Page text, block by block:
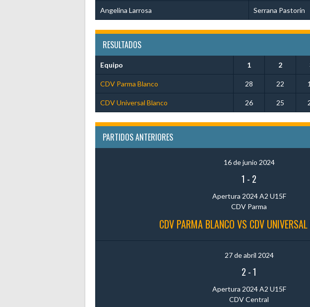
Angelina Larrosa Serrana Pastorín
RESULTADOS
Equipo 1 2
CDV Parma Blanco 28 22
CDV Universal Blanco 26 25
PARTIDOS ANTERIORES
16 de junio 2024
1 - 2
Apertura 2024 A2 U15F
CDV Parma
CDV PARMA BLANCO VS CDV
27 de abril 2024
2 -1
Apertura 2024 A2 U15F
CDV Central